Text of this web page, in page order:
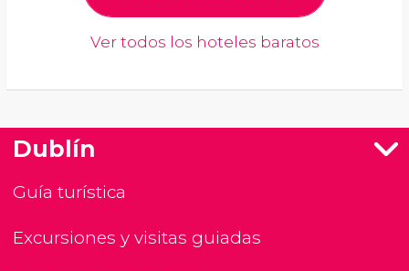
Ver todos los hoteles baratos
Dublín
Guía turística
Excursiones y visitas guiadas